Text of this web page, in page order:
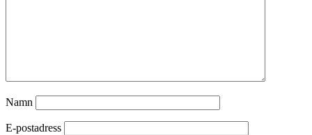
Namn
E-postadress